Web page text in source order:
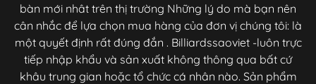
bàn mới nhât trên thị trường Những lý do mà bạn nên
cân nhắc để lựa chọn mua hàng của đơn vị chúng tôi: là
một quyết định rất đúng đắn . Billiardssaoviet -luôn trực
tiếp nhập khẩu và sản xuất không thông qua bất cứ
khâu trung gian hoặc tổ chức cá nhân nào. Sản phẩm